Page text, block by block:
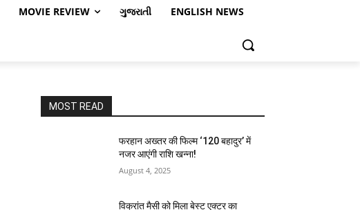
MOVIE REVIEW ગુજરાતી ENGLISH NEWS
MOST READ
फरहान अख्तर की फिल्म ‘120 बहादुर’ में
नजर आएंगी राशि खन्ना!
August 4, 2025
विक्रांत मैसी को मिला बेस्ट एक्टर का